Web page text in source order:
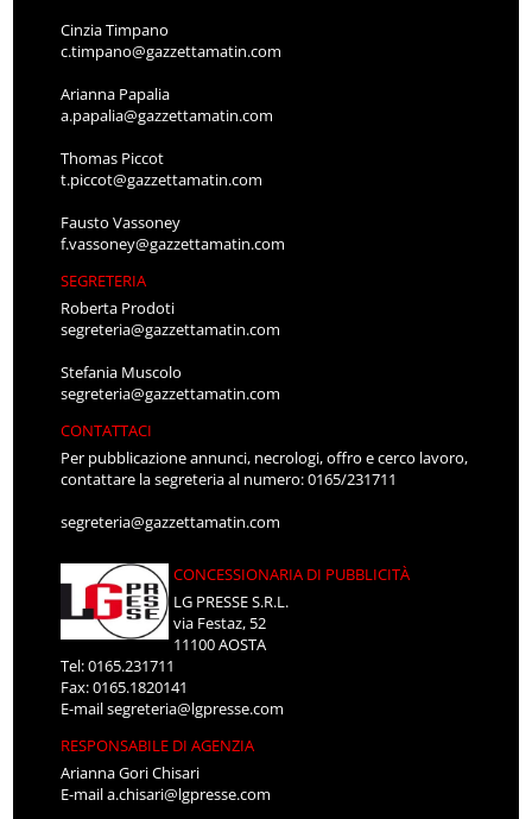
Cinzia Timpano
c.timpano@gazzettamatin.com
Arianna Papalia
a.papalia@gazzettamatin.com
Thomas Piccot
t.piccot@gazzettamatin.com
Fausto Vassoney
f.vassoney@gazzettamatin.com
SEGRETERIA
Roberta Prodoti
segreteria@gazzettamatin.com
Stefania Muscolo
segreteria@gazzettamatin.com
CONTATTACI
Per pubblicazione annunci, necrologi, offro e cerco lavoro,
contattare la segreteria al numero: 0165/231711
segreteria@gazzettamatin.com
CONCESSIONARIA DI PUBBLICITÀ
LG PRESSE S.R.L.
via Festaz, 52
11100 AOSTA
Tel: 0165.231711
Fax: 0165.1820141
E-mailsegreteria@lgpresse.com
RESPONSABILE DI AGENZIA
Arianna Gori Chisari
E-maila.chisari@lgpresse.com